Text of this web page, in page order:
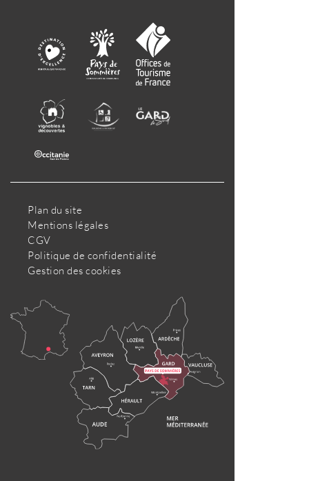
Plan du site
Mentions légales
CGV
Politique de confidentialité
Gestion des cookies